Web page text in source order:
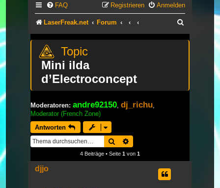
FAQ Anmelden
Registrieren
LaserFreak.net Forum
Mini ilda
d’Electroconcept
Moderatoren: andre92150, dj_richu,
Moderator (French Zone)
Antworten
Suche
4 Beiträge • Seite 1 von 1
djjo